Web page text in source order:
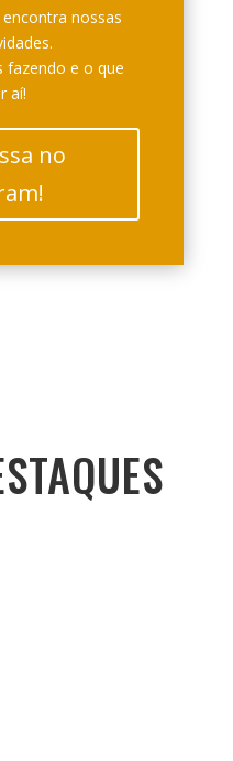
nossas
fazendo e o que
aí!
no